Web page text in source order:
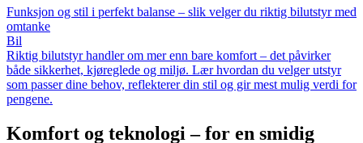
Funksjon og stil i perfekt balanse – slik velger du riktig bilutstyr med
omtanke
Bil
Riktig bilutstyr handler om mer enn bare komfort – det påvirker
både sikkerhet, kjøreglede og miljø. Lær hvordan du velger utstyr
som passer dine behov, reflekterer din stil og gir mest mulig verdi for
pengene.
Komfort og teknologi – for en smidig